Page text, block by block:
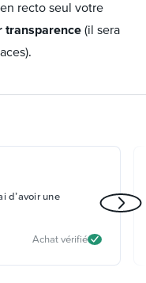
recto seul votre
transparence (il sera
d’avoir une
Achat vérifié